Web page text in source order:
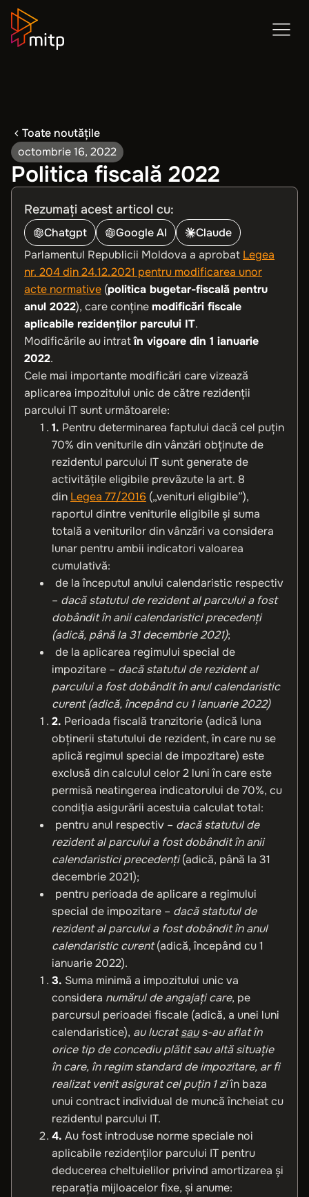
Toate noutățile
octombrie 16, 2022
Politica fiscală 2022
Rezumați acest articol cu:
Chatgpt Google AI
Claude
Parlamentul Republicii Moldova a aprobat Legea
nr. 204 din 24.12.2021 pentru modificarea unor
acte normative (politica bugetar-fiscală pentru
anul 2022), care conținemodificări fiscale
aplicabile rezidenților parcului IT.
Modificările au intratîn vigoare din 1 ianuarie
2022.
Cele mai importante modificări care vizează
aplicarea impozitului unic de către rezidenții
parcului IT sunt următoarele:
1. Pentru determinarea faptului dacă cel puțin
70% din veniturile din vânzări obținute de
rezidentul parcului IT sunt generate de
activitățile eligibile prevăzute la art. 8
din Legea 77/2016 („venituri eligibile”),
raportul dintre veniturile eligibile și suma
totală a veniturilor din vânzări va considera
lunar pentru ambii indicatori valoarea
cumulativă:
de la începutul anului calendaristic respectiv
– dacă statutul de rezident al parcului a fost
dobândit în anii calendaristici precedenți
(adică, până la 31 decembrie 2021);
de la aplicarea regimului special de
impozitare – dacă statutul de rezident al
parcului a fost dobândit în anul calendaristic
curent (adică, începând cu 1 ianuarie 2022)
2. Perioada fiscală tranzitorie (adică luna
obținerii statutului de rezident, în care nu se
aplică regimul special de impozitare) este
exclusă din calculul celor 2 luni în care este
permisă neatingerea indicatorului de 70%, cu
condiția asigurării acestuia calculat total:
pentru anul respectiv – dacă statutul de
rezident al parcului a fost dobândit în anii
calendaristici precedenți(adică, până la 31
decembrie 2021);
pentru perioada de aplicare a regimului
special de impozitare – dacă statutul de
rezident al parcului a fost dobândit în anul
calendaristic curent(adică, începând cu 1
ianuarie 2022).
3. Suma minimă a impozitului unic va
considera numărul de angajaţi care, pe
parcursul perioadei fiscale (adică, a unei luni
calendaristice), au lucratsaus-au aflat în
orice tip de concediu plătit sau altă situație
în care, în regim standard de impozitare, ar fi
realizat venit asigurat cel puțin 1 ziîn baza
unui contract individual de muncă încheiat cu
rezidentul parcului IT.
4. Au fost introduse norme speciale noi
aplicabile rezidenților parcului IT pentru
deducerea cheltuielilor privind amortizarea și
reparația mijloacelor fixe, și anume: